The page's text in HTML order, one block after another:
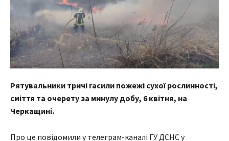
Рятувальники тричі гасили пожежі сухої рослинності,
сміття та очерету за минулу добу, 6 квітня, на
Черкащині.
Про це повідомили у телеграм-каналі ГУ ДСНС у